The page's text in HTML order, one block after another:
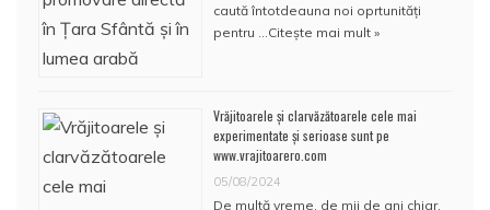
caută întotdeauna noi oprtunități
pentru … Citește mai mult »
Vrăjitoarele și clarvăzătoarele cele mai
experimentate și serioase sunt pe
www.vrajitoarero.com
05/08/2024
De multă vreme, de mii de ani chiar,